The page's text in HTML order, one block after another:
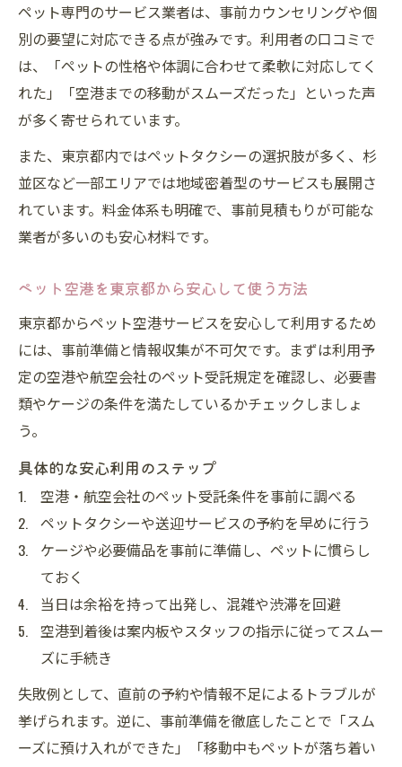
ケージや送迎サービス活用の最新事情
ペット空港で使えるケージ活用の基本ポイ
ント
ペット空港送迎サービスを便利に使うコツ
ペット空港向けケージ選びのポイント解説
送迎サービスで快適なペット空港利用を実
ペット専門のサービス業者は、事前カウンセリングや個
別の要望に対応できる点が強みです。利用者の口コミで
は、「ペットの性格や体調に合わせて柔軟に対応してく
れた」「空港までの移動がスムーズだった」といった声
が多く寄せられています。
また、東京都内ではペットタクシーの選択肢が多く、杉
並区など一部エリアでは地域密着型のサービスも展開さ
れています。料金体系も明確で、事前見積もりが可能な
業者が多いのも安心材料です。
ペット空港を東京都から安心して使う方法
東京都からペット空港サービスを安心して利用するため
には、事前準備と情報収集が不可欠です。まずは利用予
定の空港や航空会社のペット受託規定を確認し、必要書
類やケージの条件を満たしているかチェックしましょ
う。
具体的な安心利用のステップ
空港・航空会社のペット受託条件を事前に調べる
ペットタクシーや送迎サービスの予約を早めに行う
ケージや必要備品を事前に準備し、ペットに慣らし
ておく
当日は余裕を持って出発し、混雑や渋滞を回避
空港到着後は案内板やスタッフの指示に従ってスムー
ズに手続き
失敗例として、直前の予約や情報不足によるトラブルが
挙げられます。逆に、事前準備を徹底したことで「スム
ーズに預け入れができた」「移動中もペットが落ち着い